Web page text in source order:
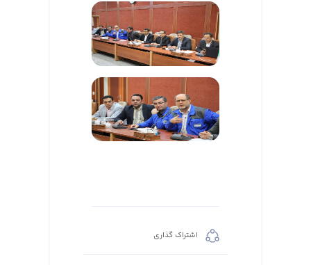
اشتراک گذاری